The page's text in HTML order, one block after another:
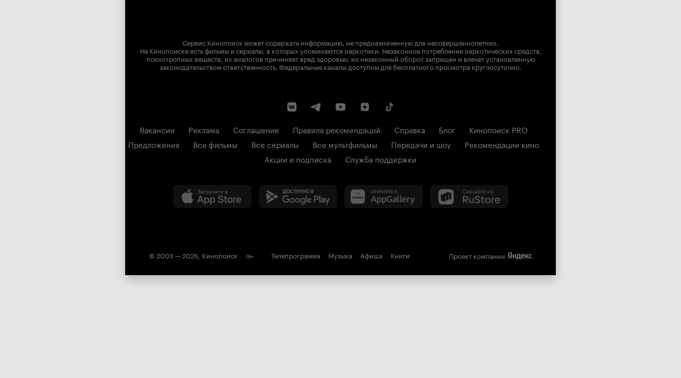
Сервис Кинопоиск может содержать информацию, не предназначенную для несовершеннолетних.
На Кинопоиске есть фильмы и сериалы, в которых упоминаются наркотики. Незаконное потребление наркотических средств,
психотропных веществ, их аналогов причиняет вред здоровью, их незаконный оборот запрещён и влечёт установленную
законодательством ответственность. Федеральные каналы доступны для бесплатного просмотра круглосуточно.
Вакансии Реклама Соглашение Правила рекомендаций Справка Блог
Кинопоиск PRO
Предложения
Все фильмы Все сериалы Все мультфильмы Передачи и шоу
Рекомендации кино
Акции и подписка
Служба поддержки
© 2003 — 2026, Кинопоиск 18+ Телепрограмма Музыка Афиша Книги Проект компании